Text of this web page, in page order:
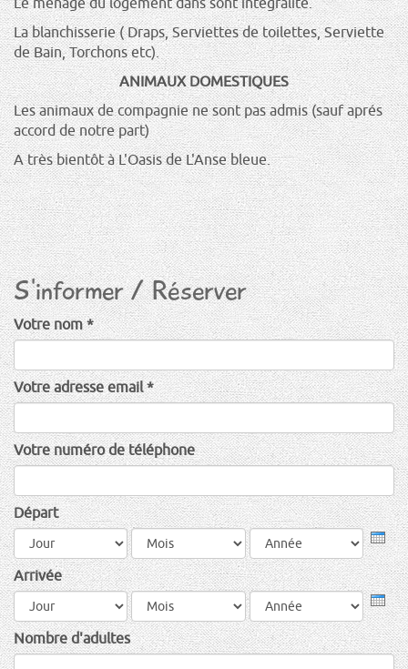
Le ménage du logement dans sont intégralité.
La blanchisserie ( Draps, Serviettes de toilettes, Serviette
de Bain, Torchons etc).
ANIMAUX DOMESTIQUES
Les animaux de compagnie ne sont pas admis (sauf aprés
accord de notre part)
A très bientôt à L'Oasis de L'Anse bleue.
S'informer / Réserver
Votre nom*
Votre adresse email*
Votre numéro de téléphone
Départ
Jour
Mois
Arrivée
Jour
Mois
Nombre d'adultes